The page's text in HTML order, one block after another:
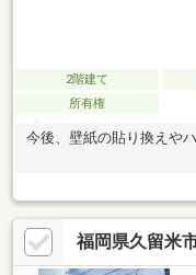
2階建て
所有権
今後、壁紙の貼り換えや
福岡県久留米